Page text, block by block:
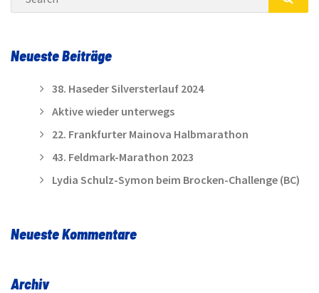
Neueste Beiträge
38. Haseder Silversterlauf 2024
Aktive wieder unterwegs
22. Frankfurter Mainova Halbmarathon
43. Feldmark-Marathon 2023
Lydia Schulz-Symon beim Brocken-Challenge (BC)
Neueste Kommentare
Archiv